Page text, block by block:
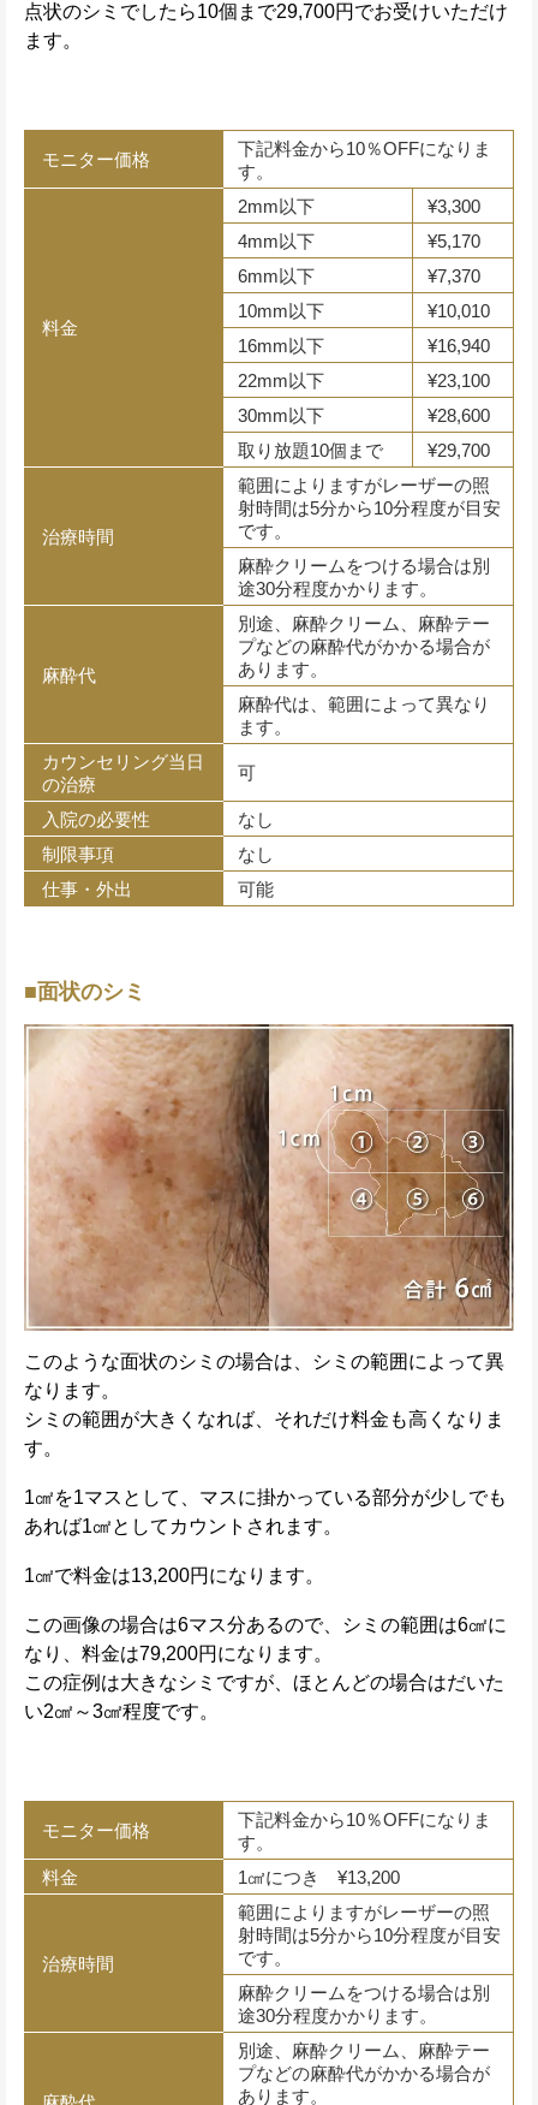
点状のシミでしたら10個まで29,700円でお受けいただけ
ます。
モニター価格
下記料金から10％OFFになりま
す。
料金
2mm以下
¥3,300
4mm以下
¥5,170
6mm以下
¥7,370
10mm以下
¥10,010
16mm以下
¥16,940
22mm以下
¥23,100
30mm以下
¥28,600
取り放題10個まで
¥29,700
治療時間
範囲によりますがレーザーの照
射時間は5分から10分程度が目安
です。
麻酔クリームをつける場合は別
途30分程度かかります。
麻酔代
別途、麻酔クリーム、麻酔テー
プなどの麻酔代がかかる場合が
あります。
麻酔代は、範囲によって異なり
ます。
カウンセリング当日
の治療
可
入院の必要性
なし
制限事項
なし
仕事・外出
可能
■面状のシミ
このような面状のシミの場合は、シミの範囲によって異
なります。
シミの範囲が大きくなれば、それだけ料金も高くなりま
す。
1㎠を1マスとして、マスに掛かっている部分が少しでも
あれば1㎠としてカウントされます。
1㎠で料金は13,200円になります。
この画像の場合は6マス分あるので、シミの範囲は6㎠に
なり、料金は79,200円になります。
この症例は大きなシミですが、ほとんどの場合はだいた
い2㎠～3㎠程度です。
モニター価格
下記料金から10％OFFになりま
す。
料金
1㎠につき ¥13,200
治療時間
範囲によりますがレーザーの照
射時間は5分から10分程度が目安
です。
麻酔クリームをつける場合は別
途30分程度かかります。
別途、麻酔クリーム、麻酔テー
プなどの麻酔代がかかる場合が
あります。